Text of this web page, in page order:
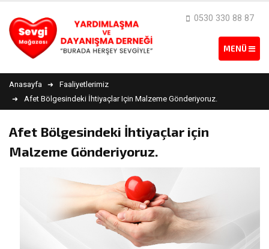
0530 330 88 87
Anasayfa
Faaliyetlerimiz
Afet Bölgesindeki İhtiyaçlar Için Malzeme Gönderiyoruz.
Afet Bölgesindeki İhtiyaçlar için
Malzeme Gönderiyoruz.